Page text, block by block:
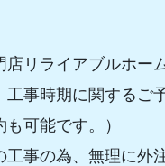
店リライアブルホー
工事時期に関するご
可能です。）
事の為、無理に外